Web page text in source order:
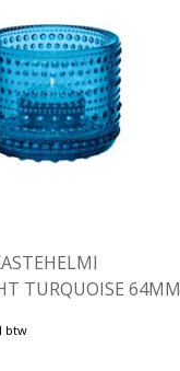
TURQUOISE 64MM
btw